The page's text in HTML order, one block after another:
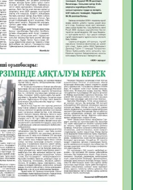
сақтау – әр
30
әкімінің
26
дамыту аясында
жобасы
26